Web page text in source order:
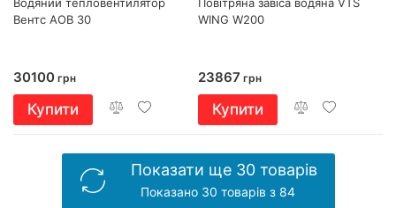
Вентс АОВ 30
30100 грн
Купити
WING W200
23867 грн
Купити
Показати ще 30 товарів
Показано 30 товарів з 84